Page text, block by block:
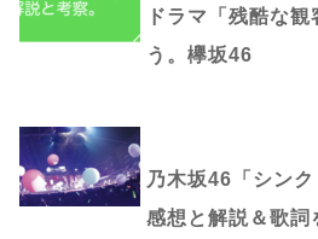
ドラマ「残酷な
う。欅坂46
乃木坂46「シンク
感想と解説＆歌詞